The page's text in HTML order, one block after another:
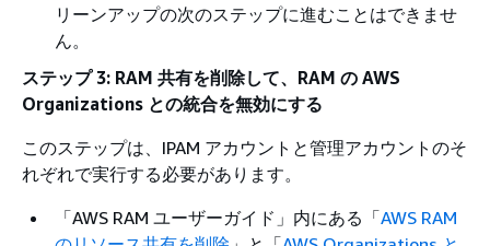
リーンアップの次のステップに進むことはできませ
ん。
ステップ 3: RAM 共有を削除して、RAM の AWS
Organizations との統合を無効にする
このステップは、IPAM アカウントと管理アカウントのそ
れぞれで実行する必要があります。
「AWS RAM ユーザーガイド」内にある「AWS RAM